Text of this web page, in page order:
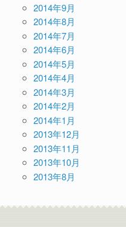
2014年9月
2014年8月
2014年7月
2014年6月
2014年5月
2014年4月
2014年3月
2014年2月
2014年1月
2013年12月
2013年11月
2013年10月
2013年8月